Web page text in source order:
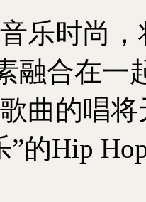
乐时尚
融合在一
曲的唱
”的Hip